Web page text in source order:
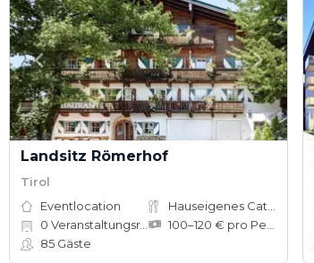
Landsitz Römerhof
Tirol
Eventlocation
0 Veranstaltungsräume
85 Gäste